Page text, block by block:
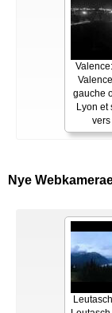
gauche
Lyon et
Nye